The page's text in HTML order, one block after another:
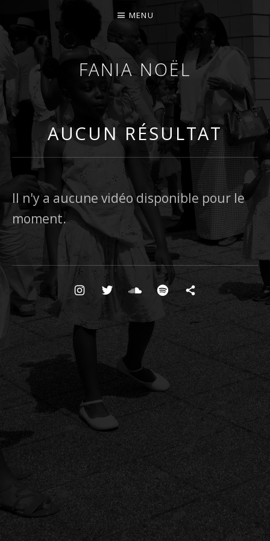
FANIA NOËL
AFROFEMINIST · THINKER · SCHOLAR
MENU
AUCUN RÉSULTAT
Il n'y a aucune vidéo disponible pour le
moment.
Boutons des médias sociaux
insta twittersoundcloud
spotifySubstack